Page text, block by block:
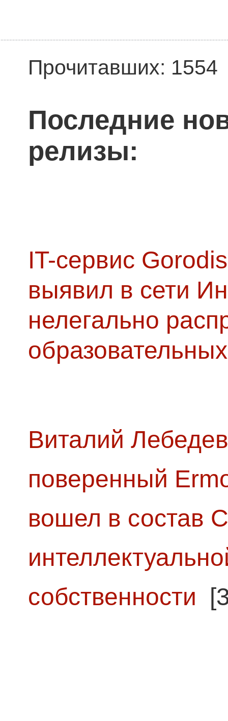
Прочитавших: 1554
Последние
релизы:
IT-сервис
выявил в сети
нелегально
Виталий
поверенный
вошел в состав
собственности